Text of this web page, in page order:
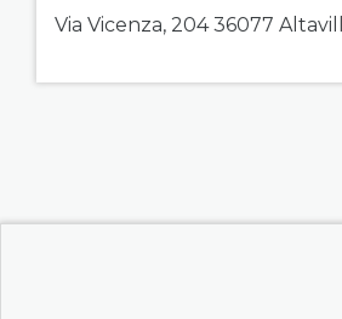
Via Vicenza, 204 36077